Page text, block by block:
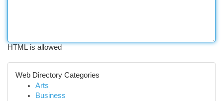
HTML is allowed
Web Directory Categories
Arts
Business